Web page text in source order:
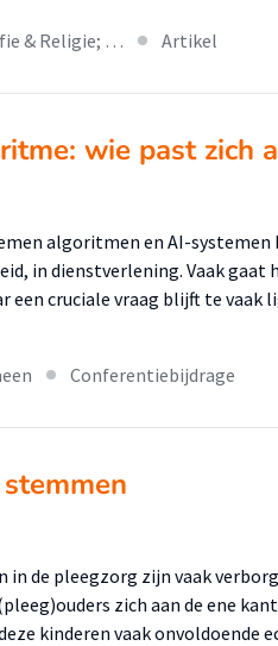
& Religie; … Artikel
wie past zich
algoritmen en AI-
in dienstverlening. Vaak gaat
een cruciale vraag blijft te vaak
Conferentiebijdrage
in de pleegzorg zijn vaak
zich aan de ene
kinderen vaak onvoldoende